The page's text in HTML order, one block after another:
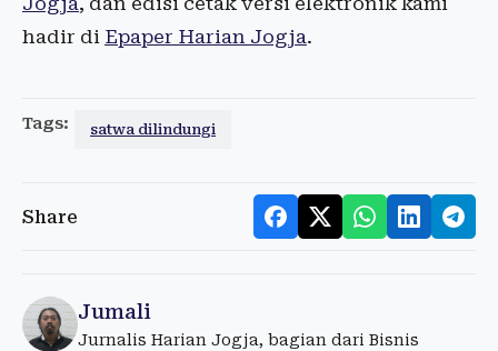
hadir di Epaper Harian Jogja.
Tags: satwa dilindungi
Share
Jumali
Jurnalis Harian Jogja, bagian dari Bisnis